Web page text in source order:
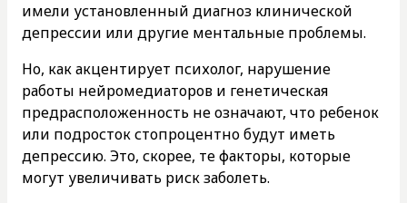
имели установленный диагноз клинической
депрессии или другие ментальные проблемы.
Но, как акцентирует психолог, нарушение
работы нейромедиаторов и генетическая
предрасположенность не означают, что ребенок
или подросток стопроцентно будут иметь
депрессию. Это, скорее, те факторы, которые
могут увеличивать риск заболеть.